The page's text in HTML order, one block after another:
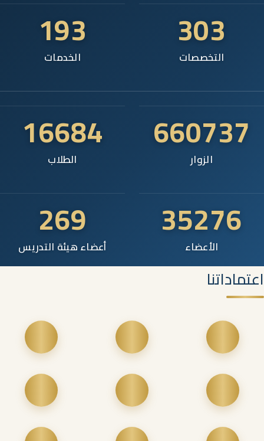
303
التخصصات
193
الخدمات
660737
الزوار
16684
الطلاب
35276
الأعضاء
269
أعضاء هيئة التدريس
اعتماداتنا